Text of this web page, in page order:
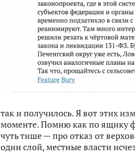
так и получилось. Я вот этих
моменте. Помню как по ящику
чуть тише — про отказ от
один слой, местные власти